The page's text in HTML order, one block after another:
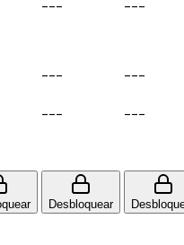
--- ---
--- ---
--- ---
Desbloquear